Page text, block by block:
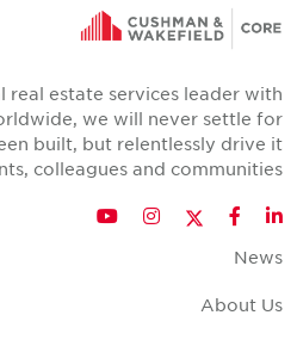
real estate services leader with
we will never settle for
built, but relentlessly drive it
colleagues and communities.
LinkedIn
Facebook
Twitter
Instagram
YouTube
News
About Us